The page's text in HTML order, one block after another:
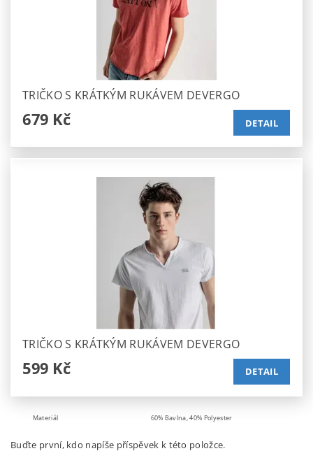
TRIČKO S KRÁTKÝM RUKÁVEM DEVERGO
679 Kč DETAIL
TRIČKO S KRÁTKÝM RUKÁVEM DEVERGO
599 Kč DETAIL
Materiál 60% Bavlna, 40% Polyester
Buďte první, kdo napíše příspěvek k této položce.